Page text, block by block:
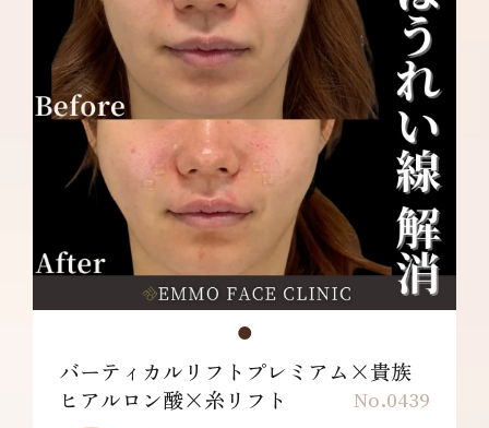
No.0439
バーティカルリフトプレミアム×貴族
ヒアルロン酸×糸リフト